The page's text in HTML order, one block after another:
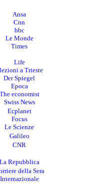
Ansa
Cnn
bbc
Le Monde
Times
Life
a Trieste
Der Spiegel
Epoca
economist
Swiss News
Ecplanet
Focus
Le Scienze
Galileo
CNR
Repubblica
della Sera
Internazionale